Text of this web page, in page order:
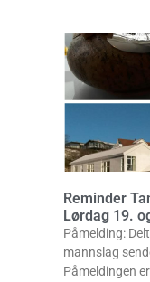
Reminder
Lørdag 19.
Påmelding:
mannslag
Påmeldingen